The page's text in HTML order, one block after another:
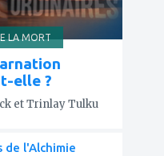
LA MORT
elle ?
et Trinlay Tulku
de l'Alchimie